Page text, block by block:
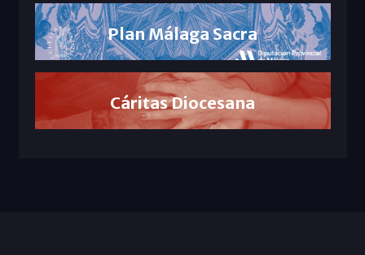
Plan Málaga Sacra
Cáritas Diocesana